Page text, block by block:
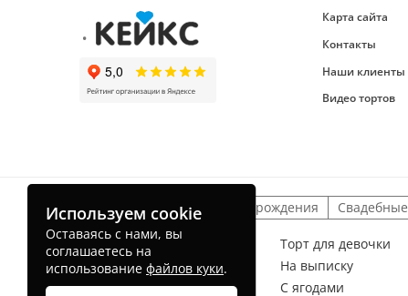
Карта сайта
Контакты
Наши клиенты
Видео тортов
Детские торты На день рождения Свадебные
Торт для мальчика Торт для девочки
На рождение ребенка
На выписку
Без мастики
С ягодами
Используем cookie
Оставаясь с нами, вы
соглашаетесь на
использование файлов куки.